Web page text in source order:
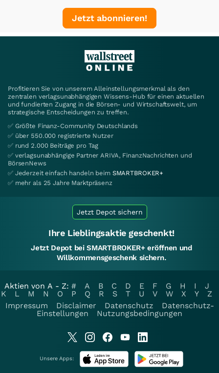
Jetzt abonnieren!
Profitieren Sie von unserem Alleinstellungsmerkmal als den
zentralen verlagsunabhängigen Wissens-Hub für einen aktuellen
und fundierten Zugang in die Börsen- und Wirtschaftswelt, um
strategische Entscheidungen zu treffen.
✅ Größte Finanz-Community Deutschlands
✅ über 550.000 registrierte Nutzer
✅ rund 2.000 Beiträge pro Tag
✅ verlagsunabhängige Partner ARIVA, FinanzNachrichten und
BörsenNews
✅ Jederzeit einfach handeln beim SMARTBROKER+
✅ mehr als 25 Jahre Marktpräsenz
Jetzt Depot sichern
Ihre Lieblingsaktie geschenkt!
Jetzt Depot bei SMARTBROKER+ eröffnen und
Willkommensgeschenk sichern.
Aktien von A - Z: # A B C D E F G H I
J
K
L M N O P Q R S T U V W X Y
Z
Impressum
Disclaimer Datenschutz
Datenschutz-
Einstellungen
Nutzungsbedingungen
Unsere Apps: